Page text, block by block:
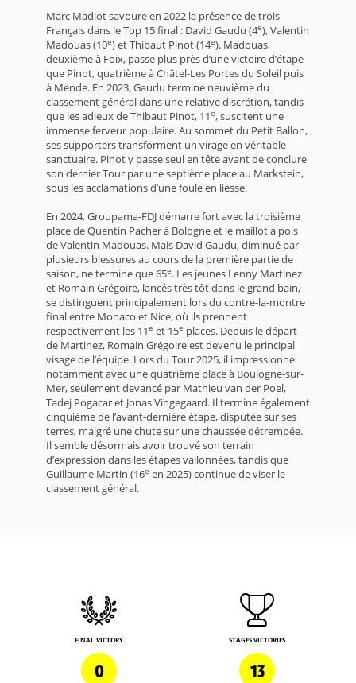
Marc Madiot savoure en 2022 la présence de trois
Français dans le Top 15 final : David Gaudu (4e), Valentin
Madouas (10e) et Thibaut Pinot (14e). Madouas,
deuxième à Foix, passe plus près d’une victoire d’étape
que Pinot, quatrième à Châtel-Les Portes du Soleil puis
à Mende. En 2023, Gaudu termine neuvième du
classement général dans une relative discrétion, tandis
que les adieux de Thibaut Pinot, 11e, suscitent une
immense ferveur populaire. Au sommet du Petit Ballon,
ses supporters transforment un virage en véritable
sanctuaire. Pinot y passe seul en tête avant de conclure
son dernier Tour par une septième place au Markstein,
sous les acclamations d’une foule en liesse.
En 2024, Groupama-FDJ démarre fort avec la troisième
place de Quentin Pacher à Bologne et le maillot à pois
de Valentin Madouas. Mais David Gaudu, diminué par
plusieurs blessures au cours de la première partie de
saison, ne termine que 65e. Les jeunes Lenny Martinez
et Romain Grégoire, lancés très tôt dans le grand bain,
se distinguent principalement lors du contre-la-montre
final entre Monaco et Nice, où ils prennent
respectivement les 11e et 15e places. Depuis le départ
de Martinez, Romain Grégoire est devenu le principal
visage de l’équipe. Lors du Tour 2025, il impressionne
notamment avec une quatrième place à Boulogne-sur-
Mer, seulement devancé par Mathieu van der Poel,
Tadej Pogacar et Jonas Vingegaard. Il termine également
cinquième de l’avant-dernière étape, disputée sur ses
terres, malgré une chute sur une chaussée détrempée.
Il semble désormais avoir trouvé son terrain
d’expression dans les étapes vallonnées, tandis que
Guillaume Martin (16e en 2025) continue de viser le
classement général.
FINAL VICTORY
0
STAGES VICTORIES
13